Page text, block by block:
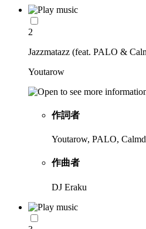
2
Jazzmatazz (feat. PALO &
Youtarow
作詞者
Youtarow, PALO,
作曲者
DJ Eraku